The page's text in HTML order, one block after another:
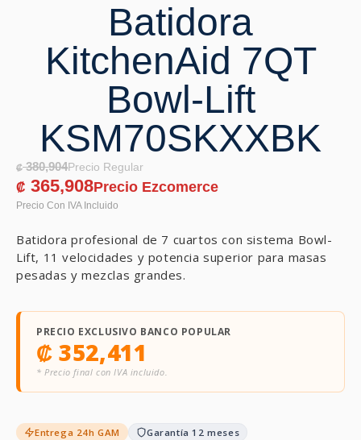
Batidora
KitchenAid 7QT
Bowl-Lift
KSM70SKXXBK
₡380,904
₡ 365,908
Batidora profesional de 7 cuartos con sistema Bowl-
Lift, 11 velocidades y potencia superior para masas
pesadas y mezclas grandes.
PRECIO EXCLUSIVO BANCO POPULAR
₡ 352,411
* Precio final con IVA incluido.
Entrega 24h GAM Garantía 12 meses